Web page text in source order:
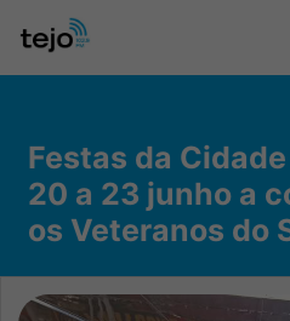
Festas da
20 a 23 junho a
os Veteranos do